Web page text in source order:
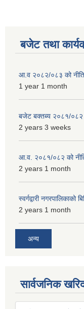
बजेट तथा
आ.व २०८२/०८३ को नीति
1 year 1 month
बजेट बक्तब्य २०८१/०८२
2 years 3 weeks
आ.व. २०८१/०८२ को
2 years 1 month
स्वर्गद्वारी
2 years 1 month
अन्य
सार्वजनिक